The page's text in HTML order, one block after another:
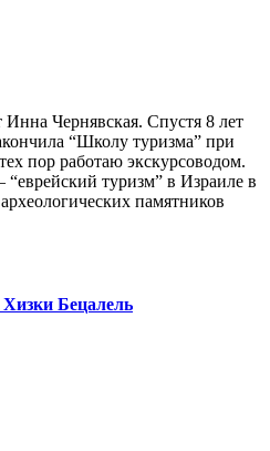
Инна Чернявская. Спустя 8 лет
“Школу туризма” при
пор работаю экскурсоводом.
туризм” в Израиле в
памятников
Бецалель